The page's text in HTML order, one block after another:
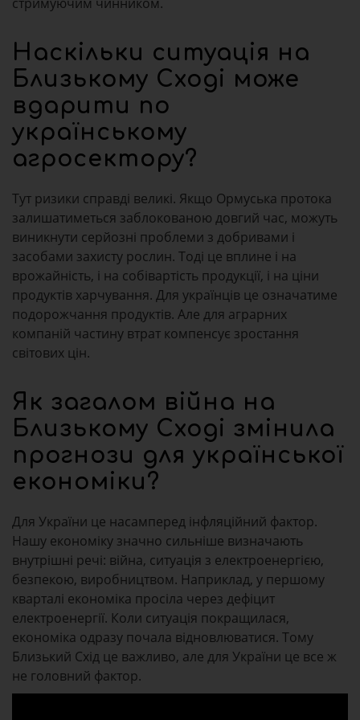
Наскільки ситуація на
Близькому Сході може
вдарити по
українському
агросектору?
Тут ризики справді великі. Якщо Ормуська протока
залишатиметься заблокованою довгий час, можуть
виникнути серйозні проблеми з добривами і
засобами захисту рослин. Тоді це вплине і на
врожайність, і на собівартість продукції, і на ціни
продуктів харчування. Для українців це означатиме
подорожчання продуктів. Але для аграрних
компаній частину втрат компенсує зростання
світових цін.
Як загалом війна на
Близькому Сході змінила
прогнози для української
економіки?
Для України це насамперед інфляційний фактор.
Нашу економіку значно сильніше визначають
внутрішні речі: війна, ситуація з електроенергією,
безпекою, виробництвом. Наприклад, у першому
кварталі економіка просіла через дефіцит
електроенергії. Коли ситуація покращилася,
економіка одразу почала відновлюватися. Тому
Близький Схід це важливо, але для України це все ж
не головний фактор.